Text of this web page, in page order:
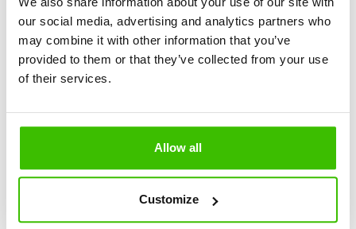
our social media, advertising and analytics partners who
may combine it with other information that you’ve
provided to them or that they’ve collected from your use
of their services.
Allow all
Customize
Dôraz na maximálnu hravosť a zážitok
2 kvalifikovaní tréneri